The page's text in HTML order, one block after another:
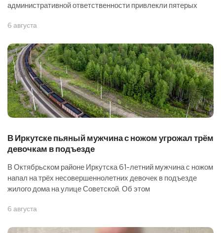
административной ответственности привлекли пятерых
6 августа
В Иркутске пьяный мужчина с ножом угрожал трём
девочкам в подъезде
В Октябрьском районе Иркутска 61-летний мужчина с ножом
напал на трёх несовершеннолетних девочек в подъезде
жилого дома на улице Советской. Об этом
6 августа